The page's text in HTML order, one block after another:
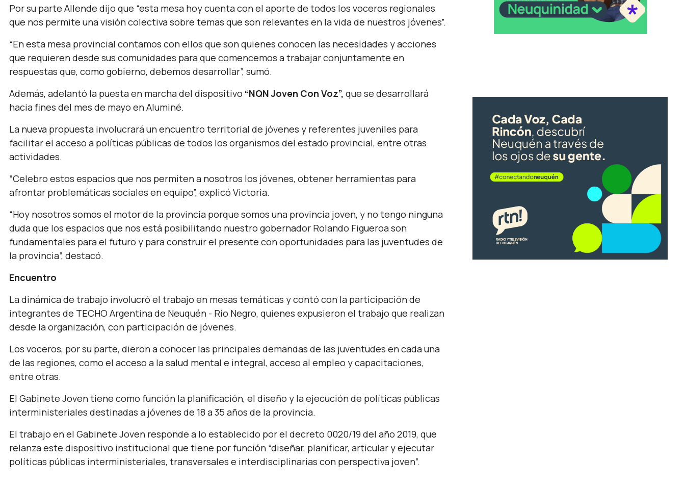
Por su parte Allende dijo que “esta mesa hoy cuenta con el aporte de todos los voceros regionales
que nos permite una visión colectiva sobre temas que son relevantes en la vida de nuestros jóvenes”.
“En esta mesa provincial contamos con ellos que son quienes conocen las necesidades y acciones
que requieren desde sus comunidades para que comencemos a trabajar conjuntamente en
respuestas que, como gobierno, debemos desarrollar”, sumó.
Además, adelantó la puesta en marcha del dispositivo “NQN Joven Con Voz”, que se desarrollará
hacia fines del mes de mayo en Aluminé.
La nueva propuesta involucrará un encuentro territorial de jóvenes y referentes juveniles para
facilitar el acceso a políticas públicas de todos los organismos del estado provincial, entre otras
actividades.
“Celebro estos espacios que nos permiten a nosotros los jóvenes, obtener herramientas para
afrontar problemáticas sociales en equipo”, explicó Victoria.
“Hoy nosotros somos el motor de la provincia porque somos una provincia joven, y no tengo ninguna
duda que los espacios que nos está posibilitando nuestro gobernador Rolando Figueroa son
fundamentales para el futuro y para construir el presente con oportunidades para las juventudes de
la provincia”, destacó.
Encuentro
La dinámica de trabajo involucró el trabajo en mesas temáticas y contó con la participación de
integrantes de TECHO Argentina de Neuquén - Río Negro, quienes expusieron el trabajo que realizan
desde la organización, con participación de jóvenes.
Los voceros, por su parte, dieron a conocer las principales demandas de las juventudes en cada una
de las regiones, como el acceso a la salud mental e integral, acceso al empleo y capacitaciones,
entre otras.
El Gabinete Joven tiene como función la planificación, el diseño y la ejecución de políticas públicas
interministeriales destinadas a jóvenes de 18 a 35 años de la provincia.
El trabajo en el Gabinete Joven responde a lo establecido por el decreto 0020/19 del año 2019, que
relanza este dispositivo institucional que tiene por función “diseñar, planificar, articular y ejecutar
políticas públicas interministeriales, transversales e interdisciplinarias con perspectiva joven”.